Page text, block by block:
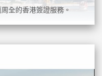
全的香港簽證服務。